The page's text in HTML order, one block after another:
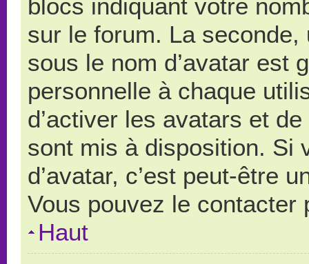
blocs indiquant votre
sur le forum. La
sous le nom d’avatar est
personnelle à chaque
d’activer les avatars et
sont mis à disposition. Si
d’avatar, c’est peut-être
Vous pouvez le contacter
Haut